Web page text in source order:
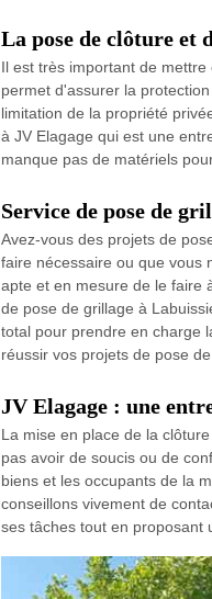
La pose de clôture et
Il est très important de
permet d'assurer la
limitation de la propriété
à JV Elagage qui est une
manque pas de matériels
Service de pose de
Avez-vous des projets de
faire nécessaire ou que vous
apte et en mesure de le faire
de pose de grillage à
total pour prendre en charge
réussir vos projets de pose
JV Elagage : une
La mise en place de la
pas avoir de soucis ou de
biens et les occupants de la
conseillons vivement de
ses tâches tout en proposant